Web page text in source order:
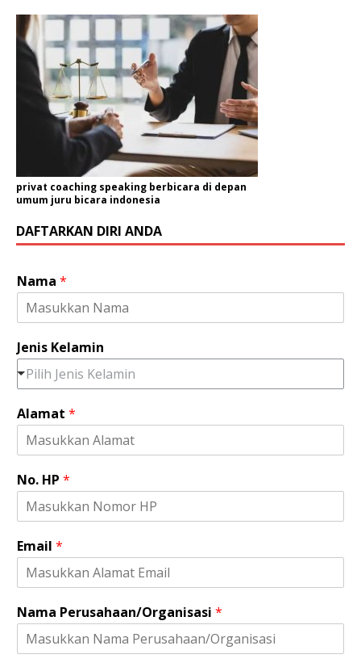
privat coaching speaking berbicara di depan
umum juru bicara indonesia
DAFTARKAN DIRI ANDA
Nama *
Jenis Kelamin
Pilih Jenis Kelamin
Alamat *
No. HP *
H
P
a
a
e
Email *
Nama Perusahaan/Organisasi *